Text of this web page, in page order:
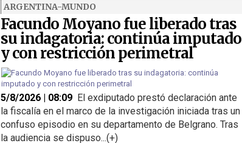
ARGENTINA-MUNDO
Facundo Moyano fue liberado tras
su indagatoria: continúa imputado
y con restricción perimetral
5/8/2026 | 08:09 El exdiputado prestó declaración ante
la fiscalía en el marco de la investigación iniciada tras un
confuso episodio en su departamento de Belgrano. Tras
la audiencia se dispuso...(+)